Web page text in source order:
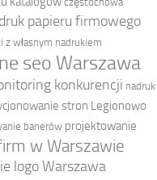
druk papieru firmowego
z własnym nadrukiem
seo Warszawa
konkurencji nadruk
stron Legionowo
banerów projektowanie
w Warszawie
logo Warszawa